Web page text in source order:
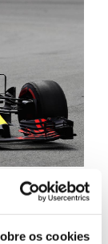
os cookies
volta com
com o
Verstappen